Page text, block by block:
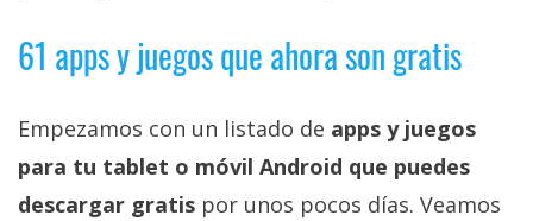
61 apps y juegos que ahora son gratis
Empezamos con un listado de apps y juegos
para tu tablet o móvil Android que puedes
descargar gratis por unos pocos días. Veamos